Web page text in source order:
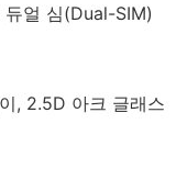
얼 심(Dual-SIM)
, 2.5D 아크 글래스